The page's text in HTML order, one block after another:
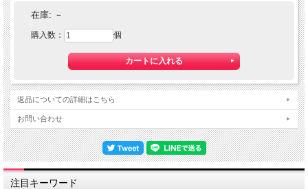
在庫: －
購入数： 個
返品についての詳細はこちら
お問い合わせ
注目キーワード